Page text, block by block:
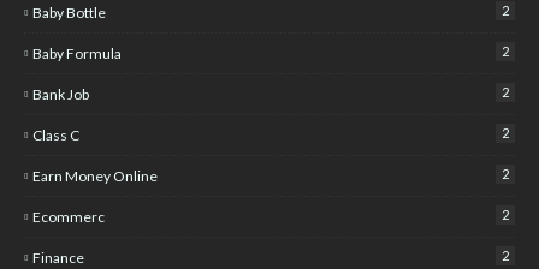
Baby Bottle 2
Baby Formula 2
Bank Job 2
Class C 2
Earn Money Online 2
Ecommerc 2
Finance 2